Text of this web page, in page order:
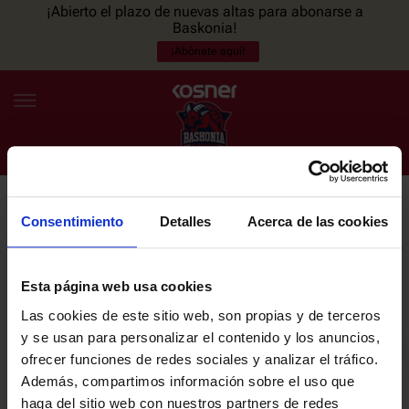
Consentimiento Detalles Acerca de las cookies
Esta página web usa cookies
Las cookies de este sitio web, son propias y de terceros
y se usan para personalizar el contenido y los anuncios,
ofrecer funciones de redes sociales y analizar el tráfico.
Además, compartimos información sobre el uso que
haga del sitio web con nuestros partners de redes
¡Abierto el plazo de nuevas altas para abonarse a
Baskonia!
¡Abónate aquí!
ES EU
NOTICIAS
PLANTILLA
ENTRADAS
NEWSLETTER
últimas noticias y promociones del club.
Email
He leído y acepto laPolítica de privacidaddel SASKI BASKONIA